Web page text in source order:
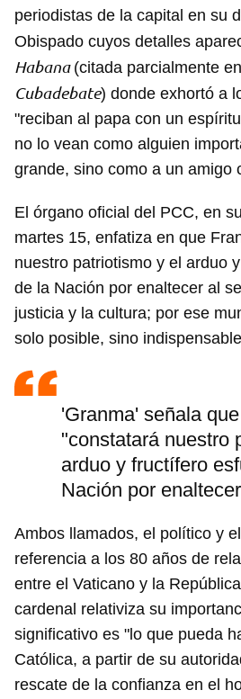
periodistas de la capital en su
Obispado cuyos detalles
Habana (citada parcialmente
Cubadebate) donde exhortó a
"reciban al papa con un
no lo vean como alguien
grande, sino como a un amigo
El órgano oficial del PCC, en
martes 15, enfatiza en que
nuestro patriotismo y el arduo
de la Nación por enaltecer al
justicia y la cultura; por ese
solo posible, sino
'Granma' señala
"constatará nuestro
arduo y fructífero
Nación por
Ambos llamados, el político y
referencia a los 80 años de
entre el Vaticano y la
cardenal relativiza su
significativo es "lo que pueda
Católica, a partir de su
rescate de la confianza en el